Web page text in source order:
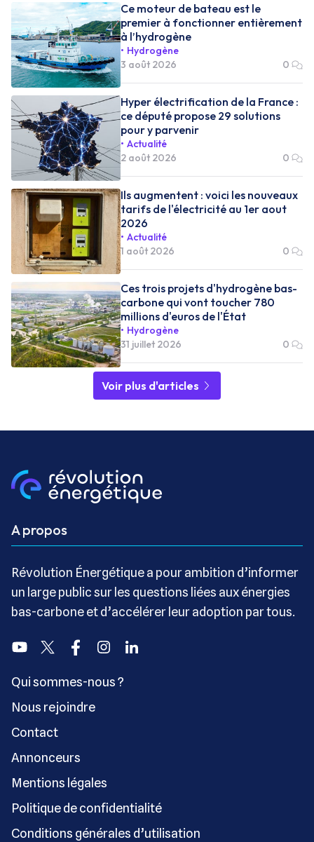
Ce moteur de bateau est le
premier à fonctionner entièrement
à l’hydrogène
Hydrogène
3 août 2026
0
Hyper électrification de la France :
ce député propose 29 solutions
pour y parvenir
Actualité
2 août 2026
0
Ils augmentent : voici les nouveaux
tarifs de l'électricité au 1er aout
2026
Actualité
1 août 2026
0
Ces trois projets d'hydrogène bas-
carbone qui vont toucher 780
millions d'euros de l'État
Hydrogène
31 juillet 2026
0
Voir plus d'articles
A propos
Révolution Énergétique a pour ambition d’informer
un large public sur les questions liées aux énergies
bas-carbone et d’accélérer leur adoption par tous.
YoutubeTwitter FacebookInstagramLinkedin
Qui sommes-nous ?
Nous rejoindre
Contact
Annonceurs
Mentions légales
Politique de confidentialité
Conditions générales d’utilisation